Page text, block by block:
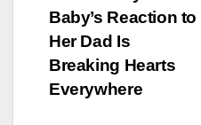
navigation
Baby’s Reaction to
Her Dad Is
Breaking Hearts
Everywhere